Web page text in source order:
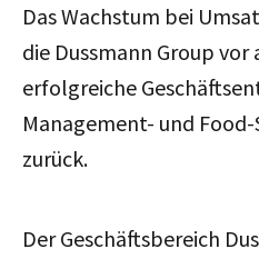
Das Wachstum bei
die Dussmann Group
erfolgreiche
Management- und Food-
zurück.
Der Geschäftsbereich